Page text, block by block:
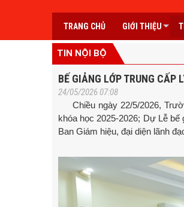
TRANG CHỦ GIỚI THIỆU
TIN NỘI BỘ
BẾ GIẢNG LỚP TRUNG CẤP
24/05/2026 07:08
Chiều ngày 22/5/2026,
khóa học 2025-2026; Dự Lễ
Ban Giám hiệu, đại diện lãnh